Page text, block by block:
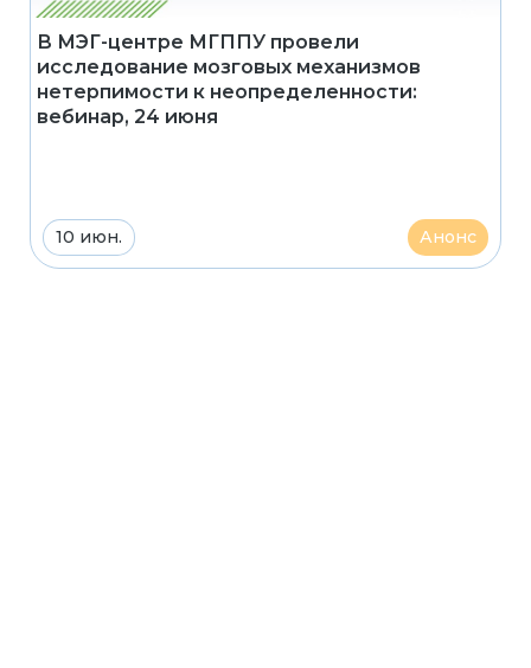
В МЭГ-центре МГППУ провели
исследование мозговых механизмов
нетерпимости к неопределенности:
вебинар, 24 июня
10 июн. Анонс